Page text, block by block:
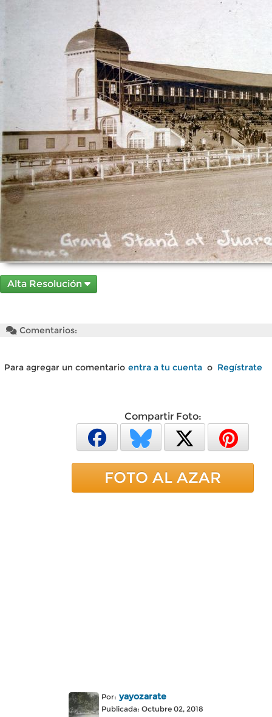
Alta Resolución
Comentarios:
Para agregar un comentario entra a tu cuenta o Regístrate
Compartir Foto:
FOTO AL AZAR
Por: yayozarate
Publicada: Octubre 02, 2018